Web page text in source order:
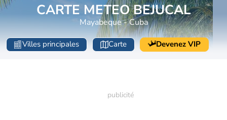
CARTE METEO BEJUCAL
Mayabeque - Cuba
Villes principales Carte Devenez VIP